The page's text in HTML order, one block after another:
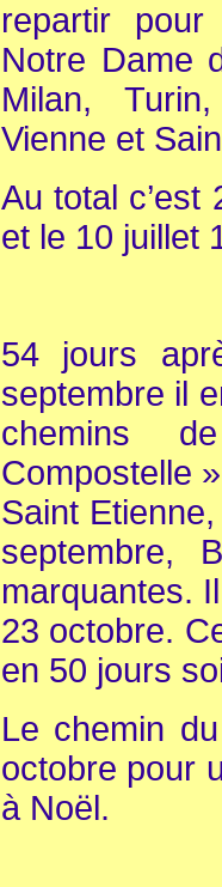
repartir
Notre Dame
Milan,
Vienne et
Au total c’est
et le 10 juillet
54 jours
septembre il
chemins
Compostelle
Saint
septembre,
marquantes.
23 octobre.
en 50 jours
Le chemin
octobre pour
à Noël.